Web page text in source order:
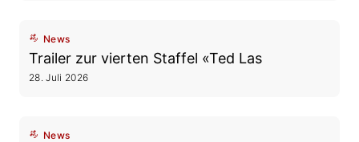
News
Trailer zur vierten Staffel «Ted Lasso»
28. Juli 2026
News